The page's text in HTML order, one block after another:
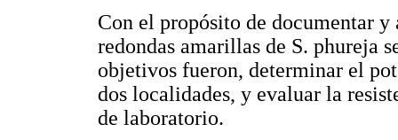
Con el propósito de documentar
redondas amarillas de S. phureja
objetivos fueron, determinar el
dos localidades, y evaluar la
de laboratorio.